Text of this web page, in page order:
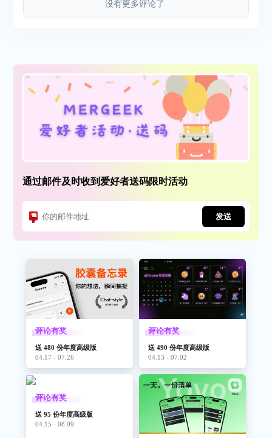
没有更多评论了
通过邮件及时收到爱好者送码限时活动
发送
评论有奖
送 480 份年度高级版
04.17 - 07.26
评论有奖
送 490 份年度高级版
04.13 - 07.02
评论有奖
送 95 份年度高级版
04.15 - 08.09